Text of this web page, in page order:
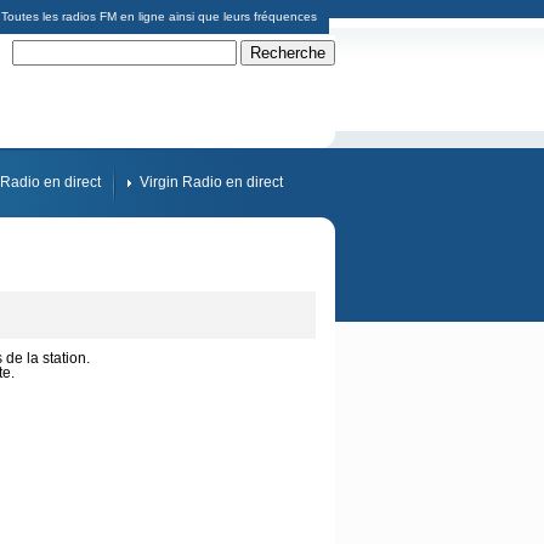
Toutes les radios FM en ligne ainsi que leurs fréquences
en direct Virgin Radio en direct
de la station.